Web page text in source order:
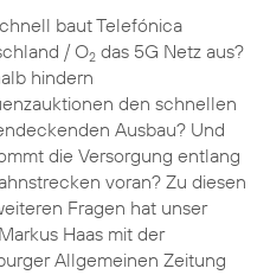
baut Telefónica
/ O2das 5G Netz aus?
hindern
den schnellen
Ausbau? Und
die Versorgung entlang
voran? Zu diesen
Fragen hat unser
Haas mit der
Allgemeinen Zeitung